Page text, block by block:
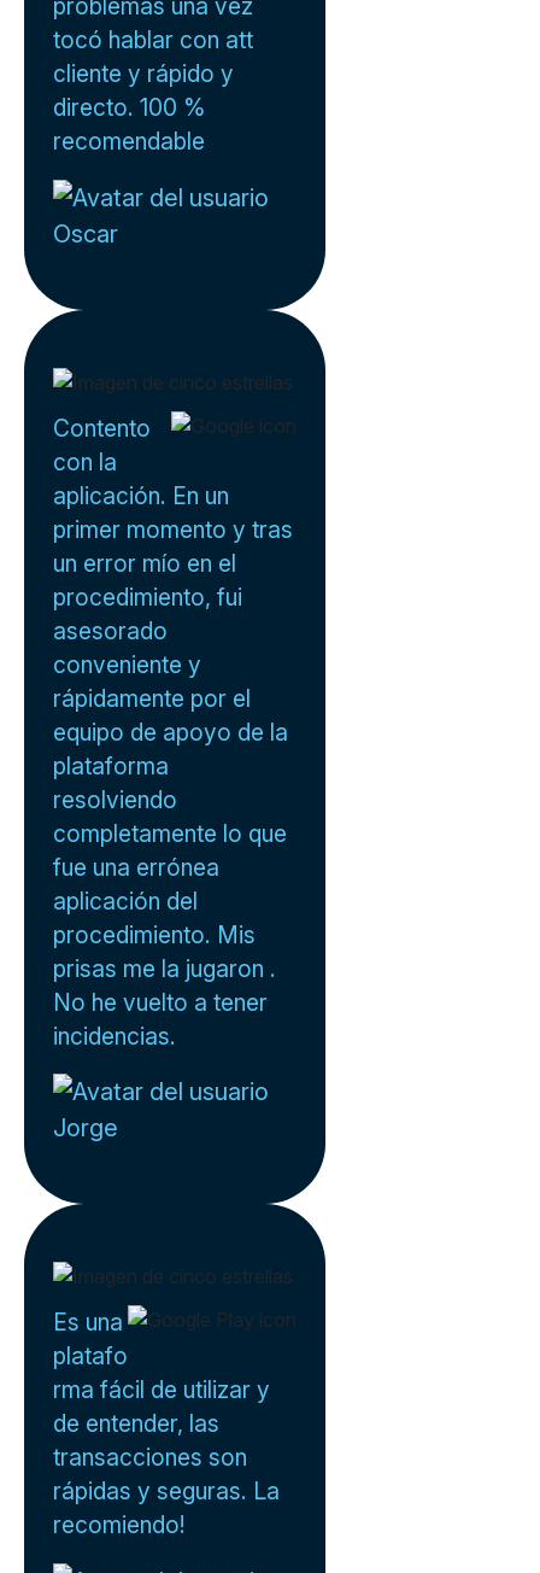
problemas una vez
tocó hablar con att
cliente y rápido y
directo. 100 %
recomendable
Oscar
Contento
con la
aplicación. En un
primer momento y tras
un error mío en el
procedimiento, fui
asesorado
conveniente y
rápidamente por el
equipo de apoyo de la
plataforma
resolviendo
completamente lo que
fue una errónea
aplicación del
procedimiento. Mis
prisas me la jugaron .
No he vuelto a tener
incidencias.
Jorge
Es una
platafo
rma fácil de utilizar y
de entender, las
transacciones son
rápidas y seguras. La
recomiendo!